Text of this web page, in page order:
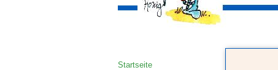
Startseite